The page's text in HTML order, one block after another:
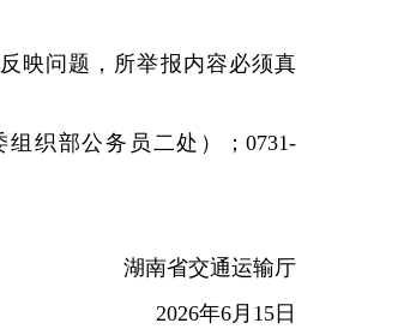
映问题，所举报内容必须真
组织部公务员二处）；0731-
湖南省交通运输厅
2026年6月15日